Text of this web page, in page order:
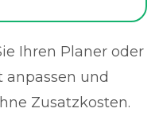
Ihren Planer oder
anpassen und
Zusatzkosten.